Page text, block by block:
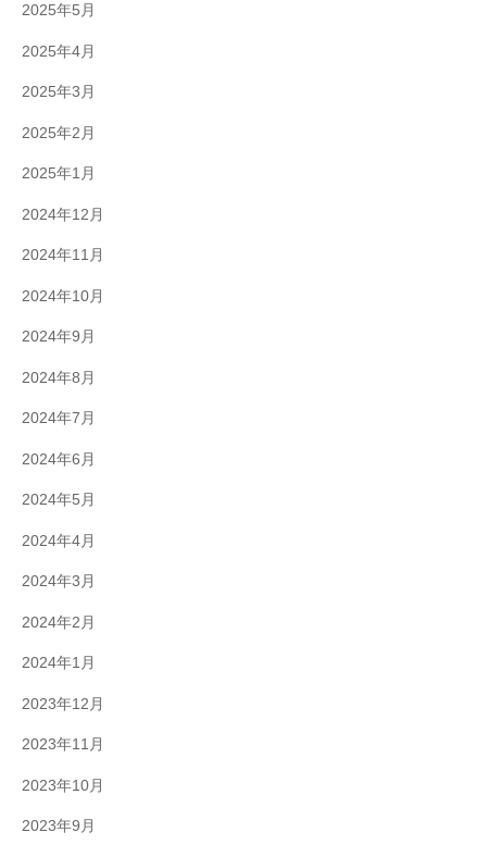
2025年5月
2025年4月
2025年3月
2025年2月
2025年1月
2024年12月
2024年11月
2024年10月
2024年9月
2024年8月
2024年7月
2024年6月
2024年5月
2024年4月
2024年3月
2024年2月
2024年1月
2023年12月
2023年11月
2023年10月
2023年9月